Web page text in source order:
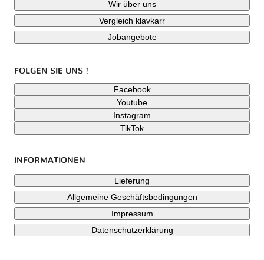
Wir über uns
Vergleich klavkarr
Jobangebote
FOLGEN SIE UNS !
Facebook
Youtube
Instagram
TikTok
INFORMATIONEN
Lieferung
Allgemeine Geschäftsbedingungen
Impressum
Datenschutzerklärung